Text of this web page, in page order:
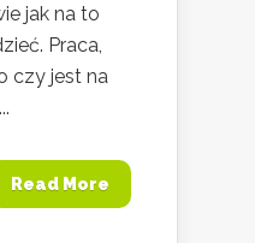
jak na to
Praca,
czy jest na
Read More